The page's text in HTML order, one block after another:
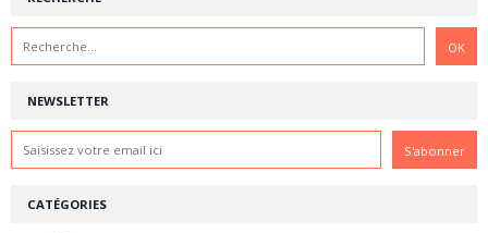
NEWSLETTER
CATÉGORIES